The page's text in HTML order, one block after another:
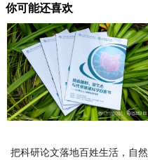
你可能还喜欢
把科研论文落地百姓生活，自然